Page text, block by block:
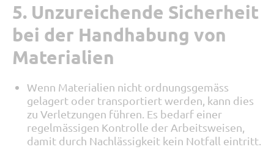
5. Unzureichende Sicherheit
bei der Handhabung von
Materialien
Wenn Materialien nicht ordnungsgemäss
gelagert oder transportiert werden, kann dies
zu Verletzungen führen. Es bedarf einer
regelmässigen Kontrolle der Arbeitsweisen,
damit durch Nachlässigkeit kein Notfall eintritt.